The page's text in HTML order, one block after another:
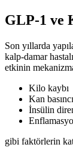
GLP-1 ve
Son yıllarda
kalp-damar
etkinin
Kilo kaybı
Kan
İnsülin
gibi faktörlerin